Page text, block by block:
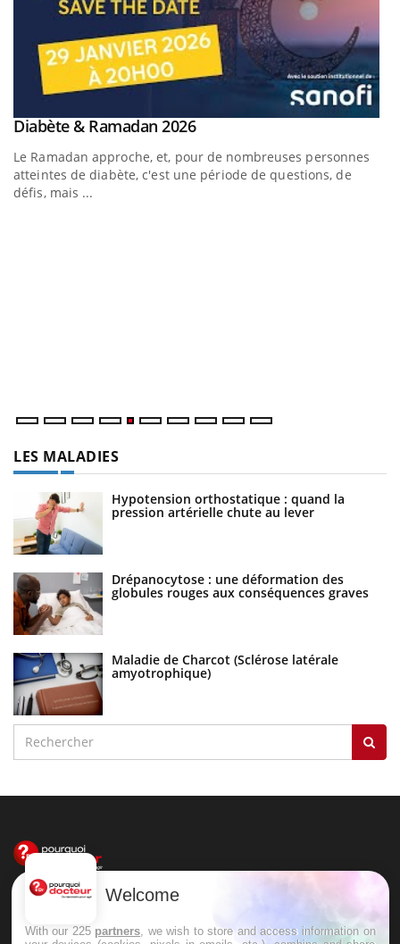
Youtube
Diabète & Ramadan 2026Youtube
Le Ramadan approche, et, pour de nombreuses personnes
atteintes de diabète, c'est une période de questions, de
défis, mais ...
LES MALADIES
Hypotension orthostatique : quand la
pression artérielle chute au lever
Drépanocytose : une déformation des
globules rouges aux conséquences graves
Maladie de Charcot (Sclérose latérale
amyotrophique)
Le site santé de référence avec chaque jour toute l'actualité
médicale decryptée par des médecins en exercice et les
Welcome
With our 225 partners , we wish to store and access information on